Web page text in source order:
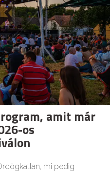
amit már
os
mi pedig